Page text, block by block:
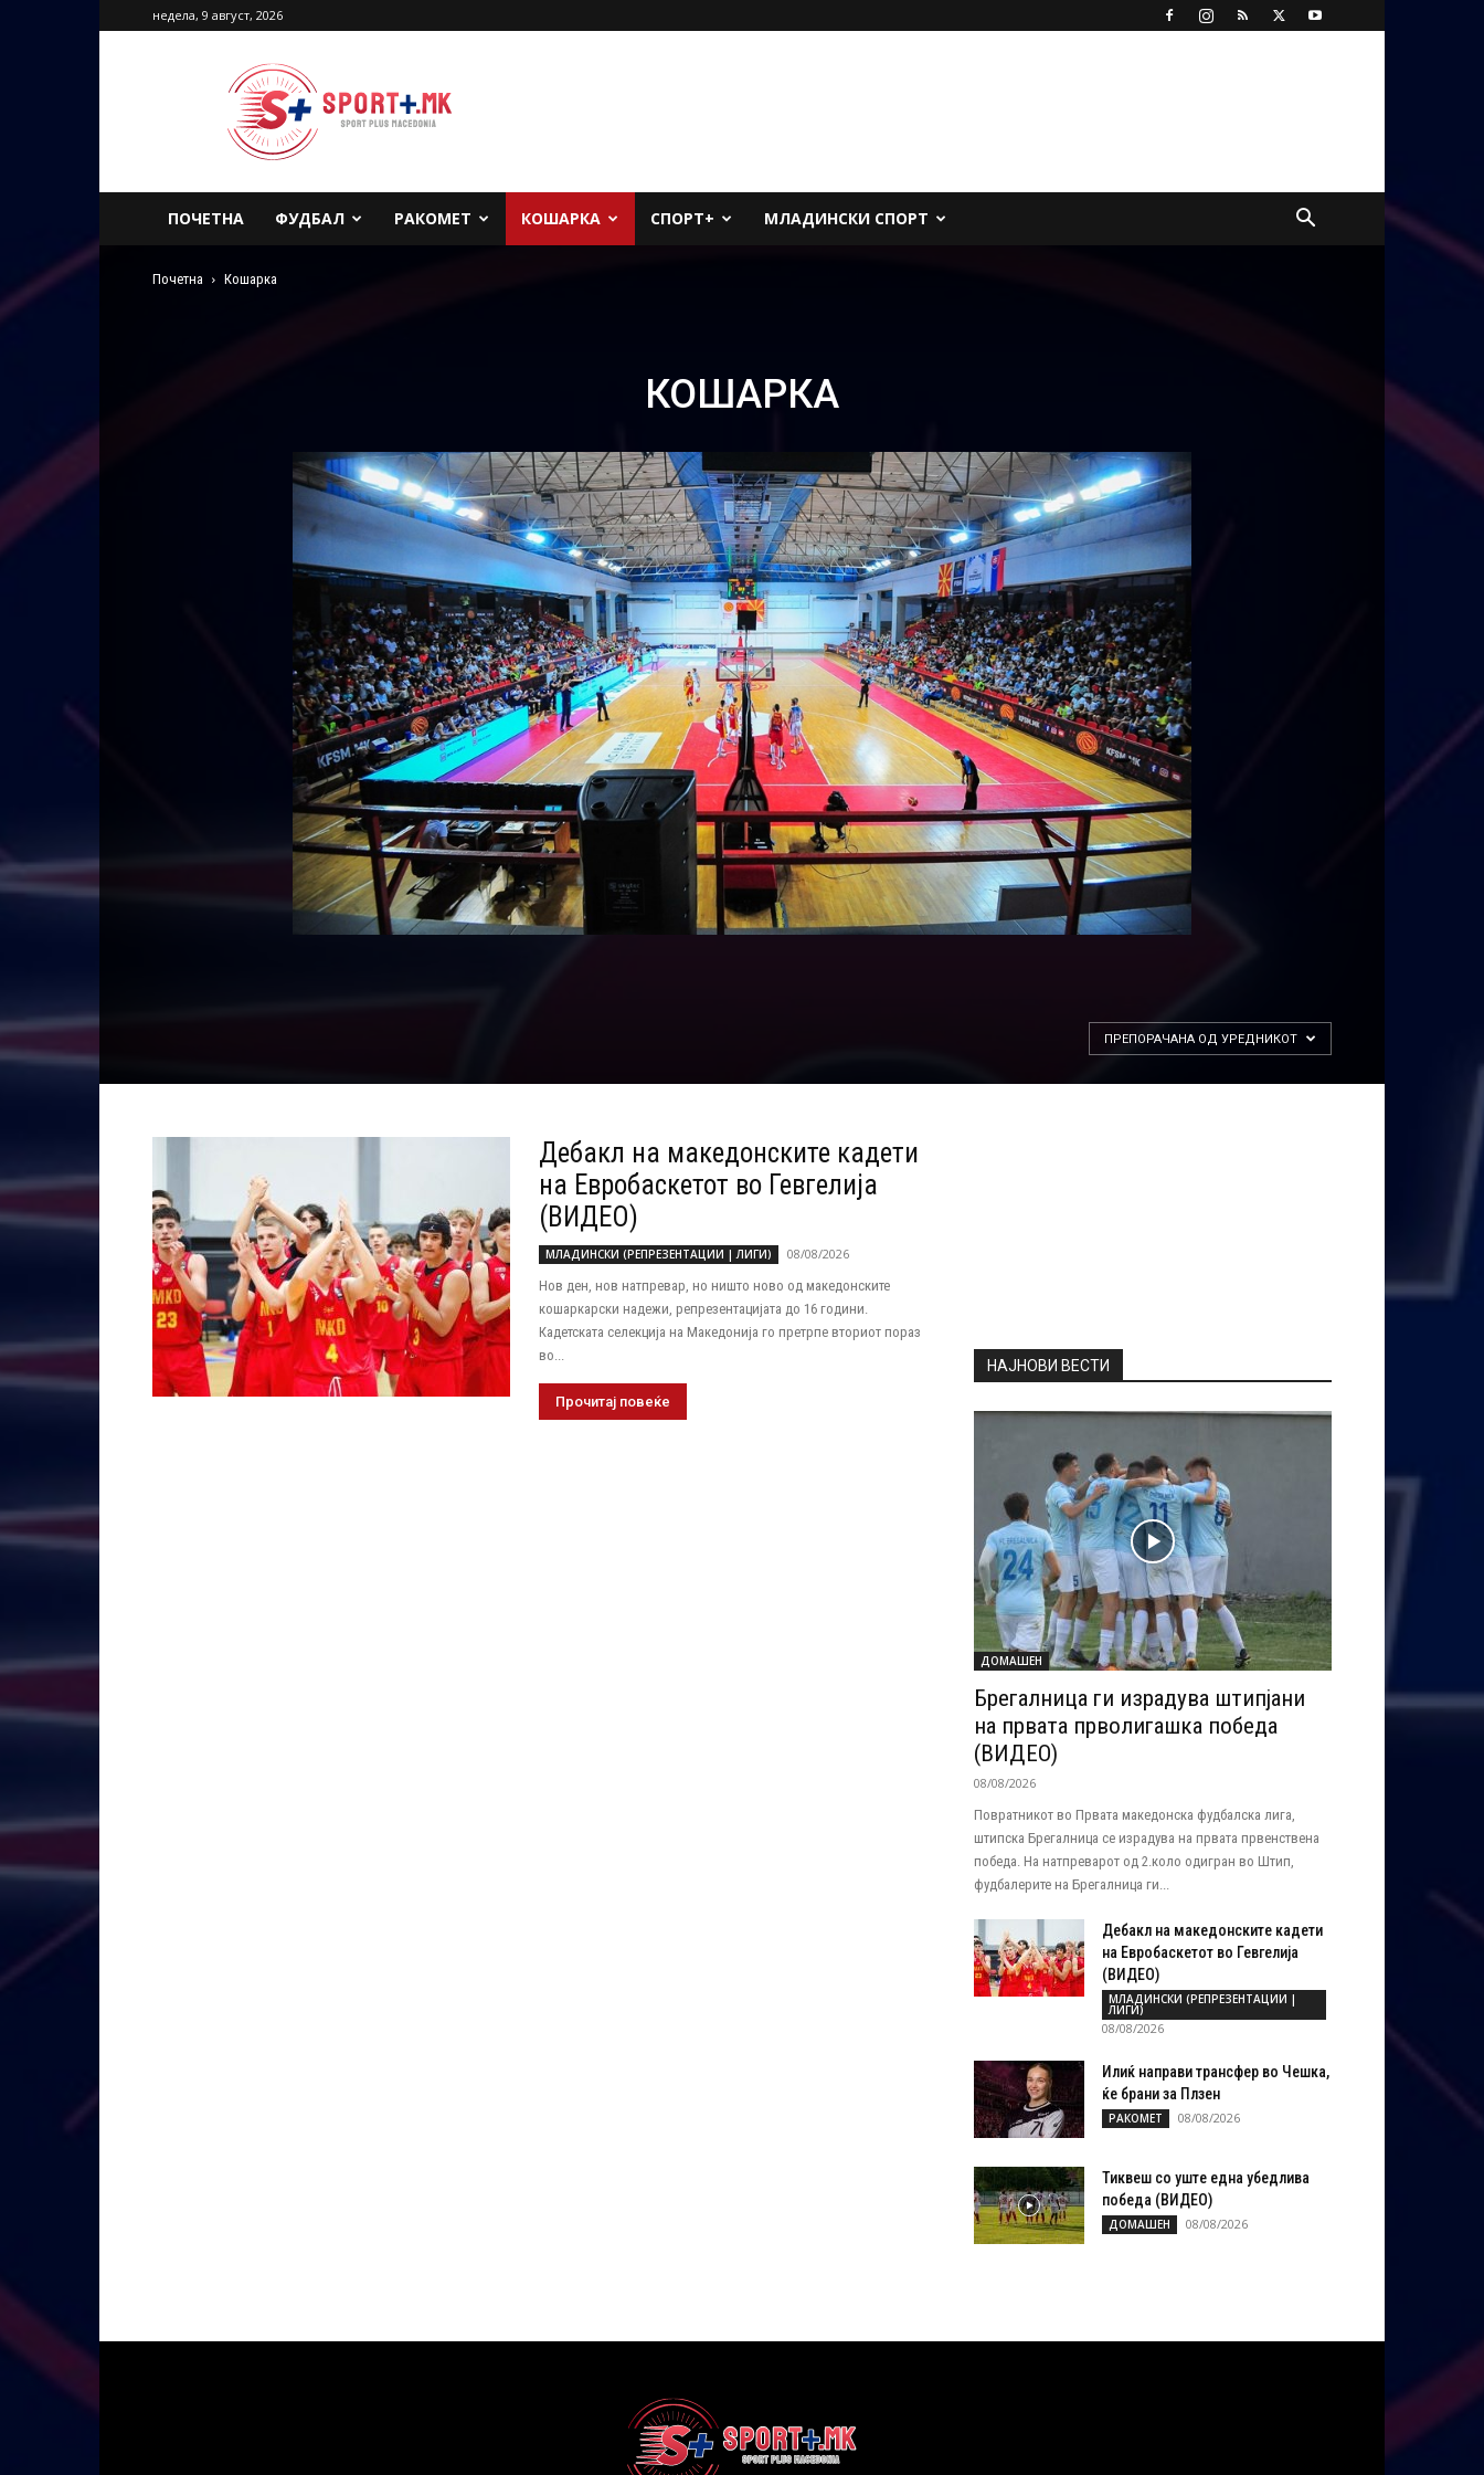
недела, 9 август, 2026
Sport
Plus
Macedonia
ПОЧЕТНА ФУДБАЛ РАКОМЕТ КОШАРКА СПОРТ+ МЛАДИНСКИ СПОРТ
Почетна Кошарка
КОШАРКА
ПРЕПОРАЧАНА ОД УРЕДНИКОТ
Дебакл на македонските кадети
на Евробаскетот во Гевгелија
(ВИДЕО)
МЛАДИНСКИ (РЕПРЕЗЕНТАЦИИ | ЛИГИ)
08/08/2026
Нов ден, нов натпревар, но ништо ново од македонските
кошаркарски надежи, репрезентацијата до 16 години.
Кадетската селекција на Македонија го претрпе вториот пораз
во...
Прочитај повеќе
НАЈНОВИ ВЕСТИ
ДОМАШЕН
Брегалница ги израдува штипјани
на првата прволигашка победа
(ВИДЕО)
08/08/2026
Повратникот во Првата македонска фудбалска лига,
штипска Брегалница се израдува на првата првенствена
победа. На натпреварот од 2.коло одигран во Штип,
фудбалерите на Брегалница ги...
Дебакл на македонските кадети
на Евробаскетот во Гевгелија
(ВИДЕО)
МЛАДИНСКИ (РЕПРЕЗЕНТАЦИИ |
ЛИГИ)
08/08/2026
Илиќ направи трансфер во Чешка,
ќе брани за Плзен
РАКОМЕТ 08/08/2026
Тиквеш со уште една убедлива
победа (ВИДЕО)
ДОМАШЕН 08/08/2026